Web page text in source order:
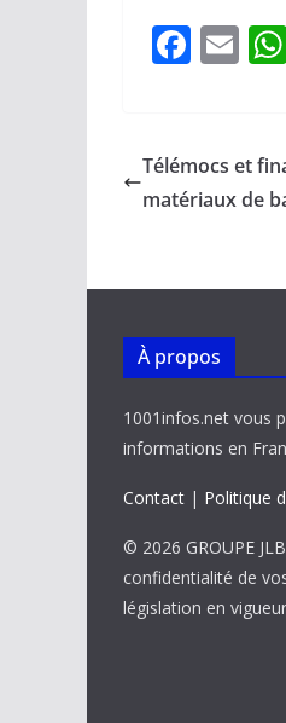
F
b
o
k
E
l
Télémocs et
matériaux de
À propos
1001infos.net vous
informations en
Contact | Politique
© 2026 GROUPE
confidentialité de
législation en